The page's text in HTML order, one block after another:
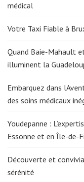
médical
Votre Taxi Fiable à
Quand Baie-Mahault
illuminent la
Embarquez dans
des soins médicaux
Youdepanne :
Essonne et en Île-de-
Découverte et
sérénité